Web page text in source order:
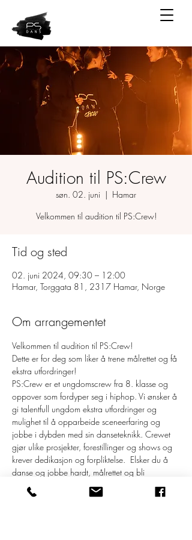
Audition til PS:Crew
søn. 02. juni
  |
Hamar
Velkommen til audition til PS:Crew!
Tid og sted
02. juni 2024, 09:30 – 12:00
Hamar, Torggata 81, 2317 Hamar, Norge
Om arrangementet
Velkommen til audition til PS:Crew!
Dette er for deg som liker å trene målrettet og få
ekstra utfordringer!
PS:Crew er et ungdomscrew fra 8. klasse og
oppover som fordyper seg i hiphop. Vi ønsker å
gi talentfull ungdom ekstra utfordringer og
mulighet til å opparbeide sceneerfaring og
jobbe i dybden med sin danseteknikk. Crewet
gjør ulike prosjekter, forestillinger og shows og
krever dedikasjon og forpliktelse.  Elsker du å
danse og jobbe hardt, målrettet og bli
utfordret?  Da er dette noe for deg!
----- ----- -----